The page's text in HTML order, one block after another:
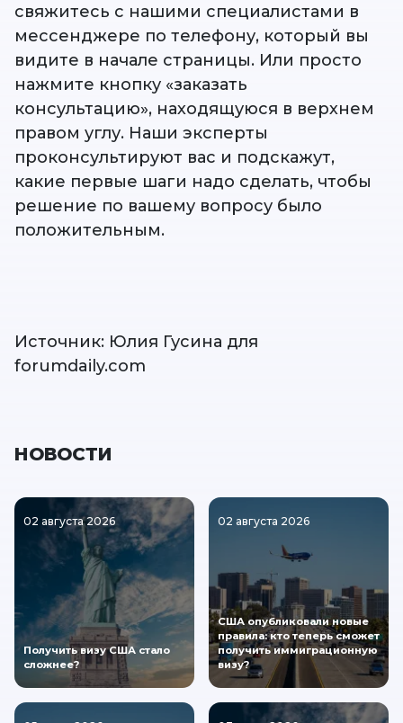
свяжитесь с нашими специалистами в
мессенджере по телефону, который вы
видите в начале страницы. Или просто
нажмите кнопку «заказать
консультацию», находящуюся в верхнем
правом углу. Наши эксперты
проконсультируют вас и подскажут,
какие первые шаги надо сделать, чтобы
решение по вашему вопросу было
положительным.
Источник: Юлия Гусина для
forumdaily.com
НОВОСТИ
02 августа 2026
Получить визу США стало
сложнее?
02 августа 2026
США опубликовали новые
правила: кто теперь сможет
получить иммиграционную
визу?